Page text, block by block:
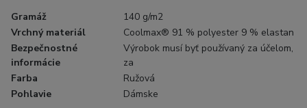
Gramáž
140 g/m2
Vrchný materiál
Coolmax® 91 % polyester 9 % elastan
Bezpečnostné
informácie
Výrobok musí byť používaný za účelom,
za
Farba
Ružová
Pohlavie
Dámske